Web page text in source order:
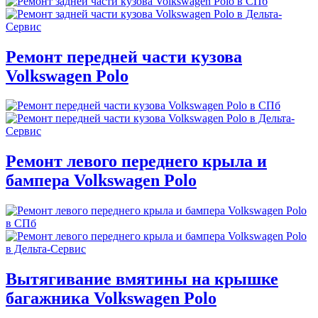
Ремонт передней части кузова
Volkswagen Polo
Ремонт левого переднего крыла и
бампера Volkswagen Polo
Вытягивание вмятины на крышке
багажника Volkswagen Polo